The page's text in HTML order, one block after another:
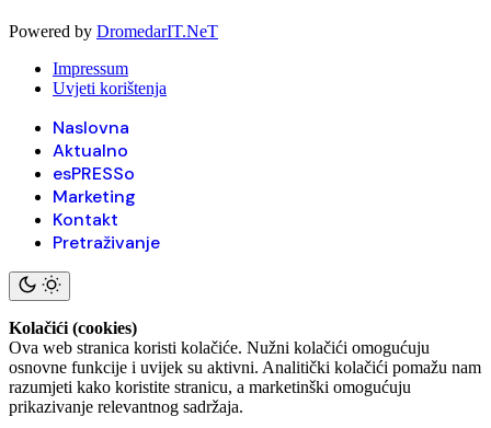
Powered by DromedarIT.NeT
Impressum
Uvjeti korištenja
Naslovna
Aktualno
esPRESSo
Marketing
Kontakt
Pretraživanje
Kolačići (cookies)
Ova web stranica koristi kolačiće. Nužni kolačići omogućuju
osnovne funkcije i uvijek su aktivni. Analitički kolačići pomažu nam
razumjeti kako koristite stranicu, a marketinški omogućuju
prikazivanje relevantnog sadržaja.